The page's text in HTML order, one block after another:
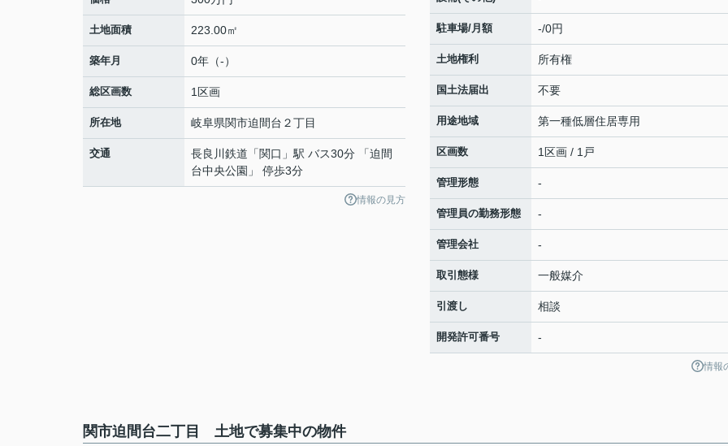
土地面積 223.00㎡
築年月 0年（-）
総区画数 1区画
所在地 岐阜県関市迫間台 ２丁目
交通 長良川鉄道 「関口 」駅 バス30分 「迫間
台中央公園」 停歩3分
情報の見方
駐車場/月額 -/0円
土地権利 所有権
国土法届出 不要
用途地域 第一種低層住居専用
区画数 1区画 / 1戸
管理形態 -
管理員の勤務形態 -
管理会社 -
取引態様 一般媒介
引渡し 相談
開発許可番号 -
情報
関市迫間台二丁目 土地で募集中の物件